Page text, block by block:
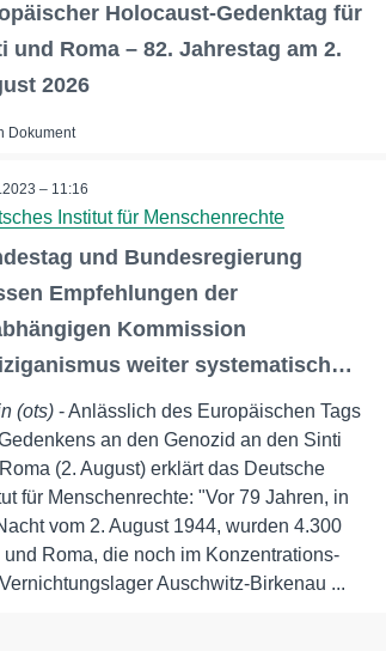
Holocaust-Gedenktag für
und Roma – 82. Jahrestag am 2.
2026
Dokument
– 11:16
Institut für Menschenrechte
und Bundesregierung
Empfehlungen der
Kommission
weiter systematisch…
(ots)- Anlässlich des Europäischen Tags
an den Genozid an den Sinti
(2. August) erklärt das Deutsche
für Menschenrechte: "Vor 79 Jahren, in
vom 2. August 1944, wurden 4.300
und Roma, die noch im Konzentrations-
Auschwitz-Birkenau ...